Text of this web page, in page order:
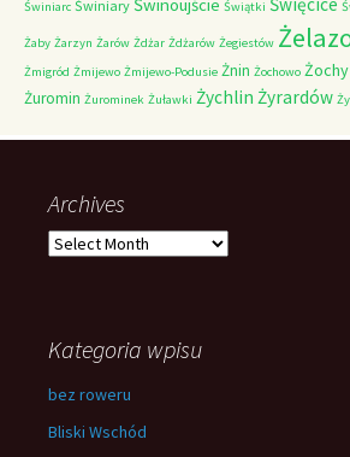
Świniarc Świniary Świątki
Żaby Żarzyn Żarów Żdżar Żdżarów Żegiestów
Żmigród Żmijewo Żmijewo-Podusie Żnin Żochowo Żochy
Żuromin Żurominek Żuławki Żychlin Żyrardów
Archives
Archives
Kategoria wpisu
bez roweru
Bliski Wschód